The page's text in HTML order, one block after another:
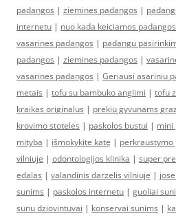
padangos | ziemines padangos |
internetu | nuo kada keiciamos padangos
vasarines padangos | padangu
padangos | ziemines padangos |
vasarines padangos | Geriausi asariniu
metais | tofu su bambuko anglimi | tofu
kraikas originalus | prekiu gyvunams
krovimo stoteles | paskolos bustui | mini
mityba | išmokykite katę | perkraustymo
vilniuje | odontologijos klinika | super
edalas | valandinis darzelis vilniuje |
sunims | paskolos internetu | guoliai
sunu dziovintuvai | konservai sunims |